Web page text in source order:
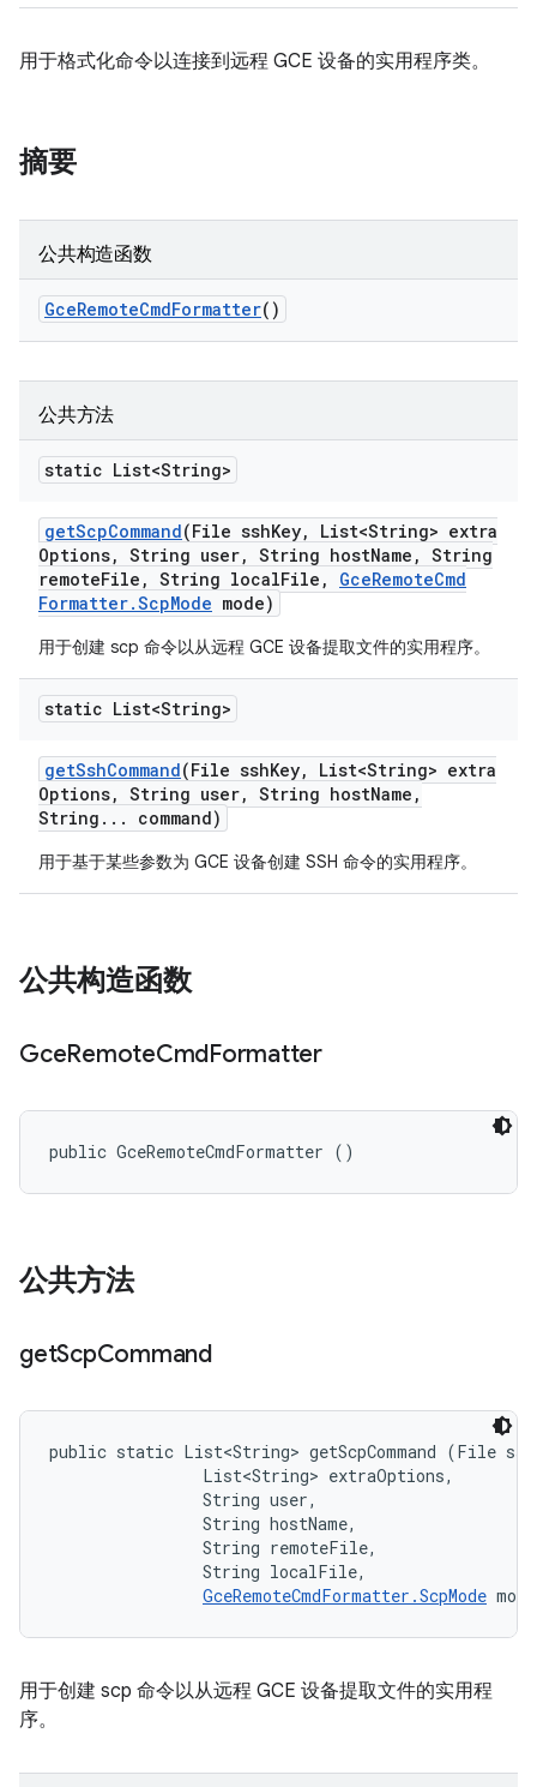
用于格式化命令以连接到远程 GCE 设备的实用程序类。
摘要
公共构造函数
GceRemoteCmdFormatter()
公共方法
static List<String>
getScpCommand(File sshKey,
List<String> extra
Options, String user, String hostName , String
remoteFile , String localFile , GceRemoteCmd
Formatter.ScpMode mode)
用于创建 scp 命令以从远程 GCE 设备提取文件的实用程序。
static List<String>
getSshCommand(File sshKey,
List<String> extra
Options, String user, String hostName ,
String . . . command)
用于基于某些参数为 GCE 设备创建 SSH 命令的实用程序。
公共构造函数
GceRemoteCmdFormatter
public GceRemoteCmdFormatter ()
公共方法
getScpCommand
public static List<String> getScpCommand (File
                List<String> extraOptions,
                String user,
                String hostName,
                String remoteFile,
                String localFile,
GceRemoteCmdFormatter.ScpMode
用于创建 scp 命令以从远程 GCE 设备提取文件的实用程
序。